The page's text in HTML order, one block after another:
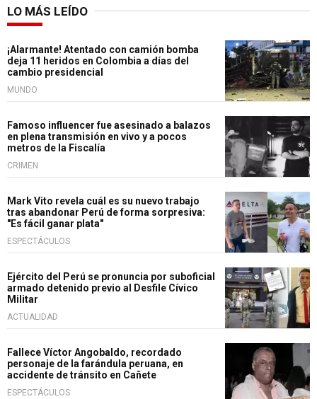
LO MÁS LEÍDO
¡Alarmante! Atentado con camión bomba
deja 11 heridos en Colombia a días del
cambio presidencial
MUNDO
Famoso influencer fue asesinado a balazos
en plena transmisión en vivo y a pocos
metros de la Fiscalía
CRIMEN
Mark Vito revela cuál es su nuevo trabajo
tras abandonar Perú de forma sorpresiva:
"Es fácil ganar plata"
ESPECTÁCULOS
Ejército del Perú se pronuncia por suboficial
armado detenido previo al Desfile Cívico
Militar
ACTUALIDAD
Fallece Víctor Angobaldo, recordado
personaje de la farándula peruana, en
accidente de tránsito en Cañete
ESPECTÁCULOS